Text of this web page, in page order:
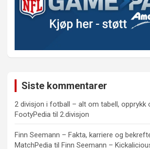
Siste kommentarer
2 divisjon i fotball – alt om tabell, opprykk
FootyPedia til 2.divisjon
Finn Seemann – Fakta, karriere og
MatchPedia til Finn Seemann –